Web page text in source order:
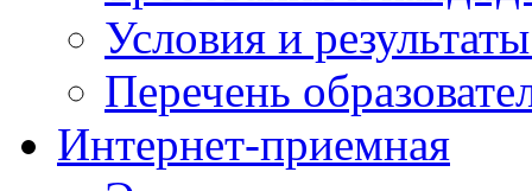
Условия и
Перечень
Интернет-приемная